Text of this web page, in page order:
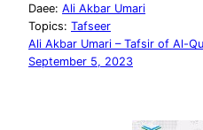
Daee: Ali Akbar Umari
Topics: Tafseer
Ali Akbar Umari – Tafsir of Al-
September 5, 2023